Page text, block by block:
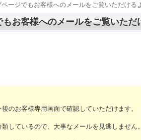
ージでもお客様へのメールをご覧いただける
お客様へのメールをご覧いただ
のお客様専用画面で確認していただけます。
しているので、大事なメールを見逃しません。